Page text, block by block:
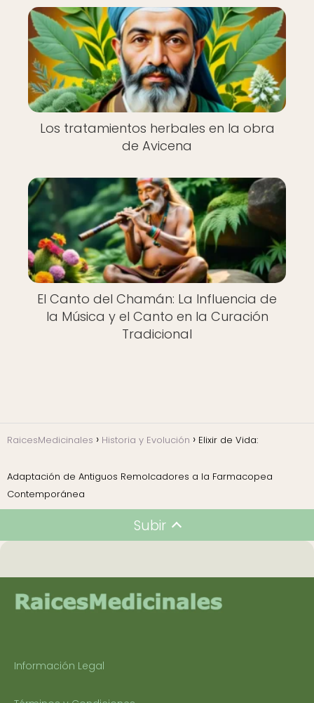
Los tratamientos herbales en la obra
de Avicena
El Canto del Chamán: La Influencia de
la Música y el Canto en la Curación
Tradicional
RaicesMedicinales Historia y Evolución Elixir de Vida:
Adaptación de Antiguos Remolcadores a la Farmacopea
Contemporánea
Subir
Información Legal